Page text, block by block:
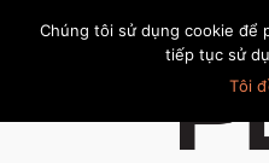
Trang chủ Giới thiệu Khách hàng
Chúng tôi sử dụng cookie để
tiếp tục sử
Tôi